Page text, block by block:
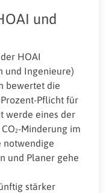
und
HOAI
und Ingenieure)
bewertet die
Pflicht für
werde eines der
Minderung im
notwendige
und Planer gehe
stärker